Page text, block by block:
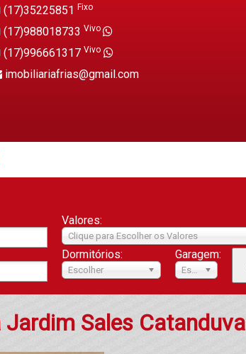
(17)35225851 Fixo
(17)988018733 Vivo
(17)996661317 Vivo
imobiliariafrias@gmail.com
Valores:
Clique para Escolher os Valores
Dormitórios:
Escolher
Garagem:
Escolher
Sales Catanduva